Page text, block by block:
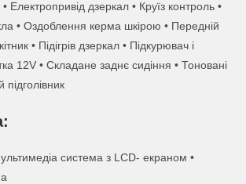
Електропривід дзеркал • Круїз контроль •
• Оздоблення керма шкірою • Передній
• Підігрів дзеркал • Підкурювач і
12V • Складане заднє сидіння • Тоновані
підголівник
система з LCD- екраном •
персональних даних